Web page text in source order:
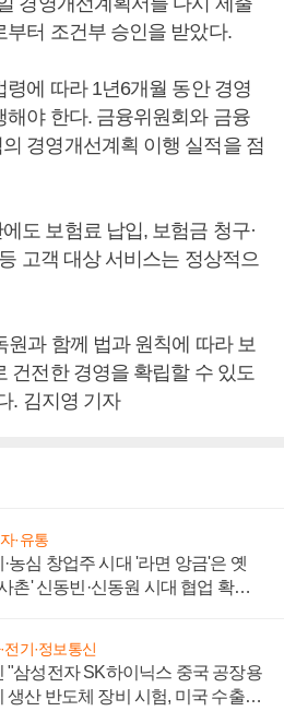
터 조건부 승인을 받았다.
에 따라 1년6개월 동안 경영
야 한다. 금융위원회와 금융
경영개선계획 이행 실적을 점
도 보험료 납입, 보험금 청구·
고객 대상 서비스는 정상적으
원과 함께 법과 원칙에 따라 보
건전한 경영을 확립할 수 있도
. 김지영 기자
·유통
농심 창업주 시대 '라면 앙금'은 옛
촌' 신동빈·신동원 시대 협업 확대
전기·정보통신
"삼성전자 SK하이닉스 중국 공장용
생산 반도체 장비 시험, 미국 수출통